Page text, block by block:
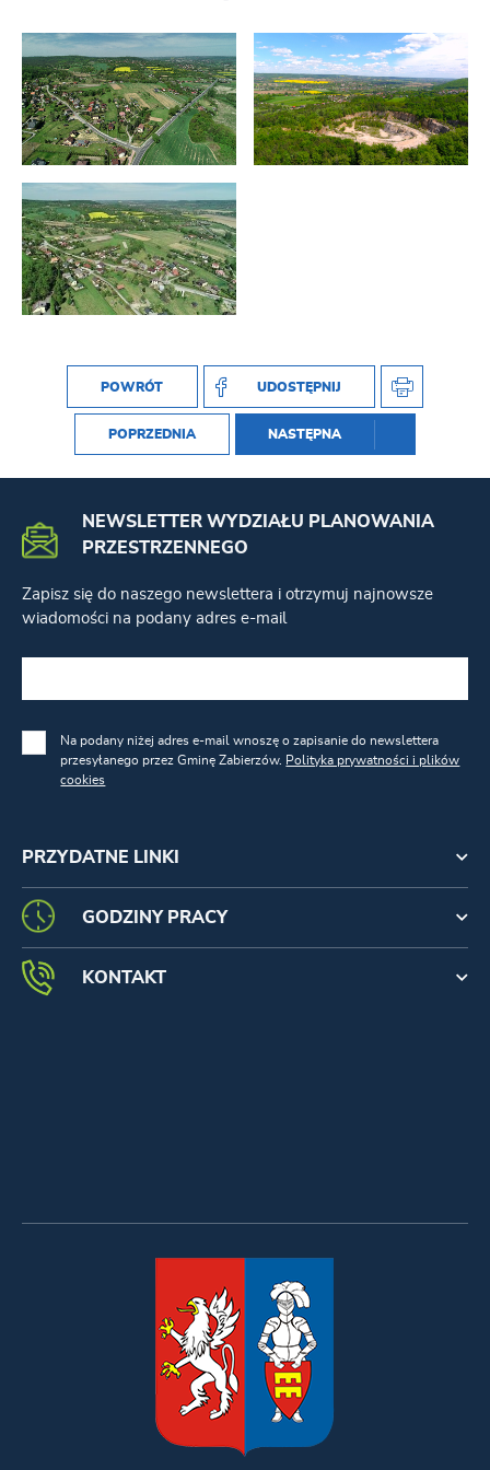
POWRÓT UDOSTĘPNIJ
POPRZEDNIA NASTĘPNA
PRZYDATNE LINKI
NEWSLETTER WYDZIAŁU PLANOWANIA
PRZESTRZENNEGO
Zapisz się do naszego newslettera i otrzymuj najnowsze
wiadomości na podany adres e-mail
Na podany niżej adres e-mail wnoszę o zapisanie do newslettera
przesyłanego przez Gminę Zabierzów. Polityka prywatności i plików
cookies
GODZINY PRACY
KONTAKT